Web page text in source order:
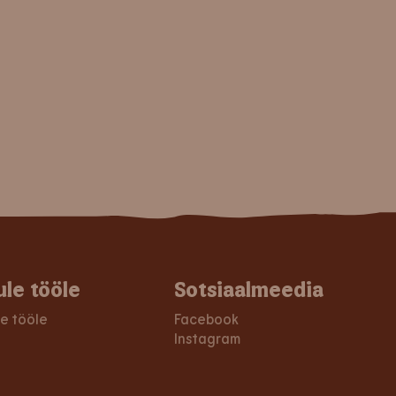
tööle
tööle
Sotsiaalmeedia
Facebook
Instagram